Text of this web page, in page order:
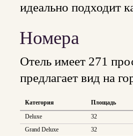
идеально подходит
Номера
Отель имеет 271
предлагает вид на
Категория Площадь
Deluxe
32
Grand Deluxe
32